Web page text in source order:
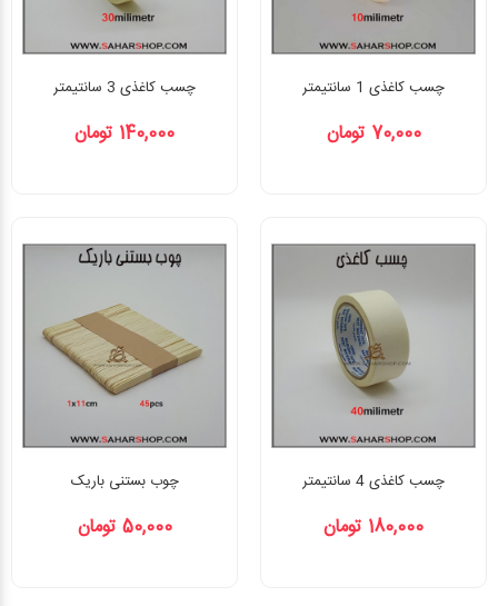
چسب کاغذی 1 سانتیمتر
70,000 تومان
چسب کاغذی 3 سانتیمتر
140,000 تومان
چسب کاغذی 4 سانتیمتر
180,000 تومان
چوب بستنی باریک
50,000 تومان